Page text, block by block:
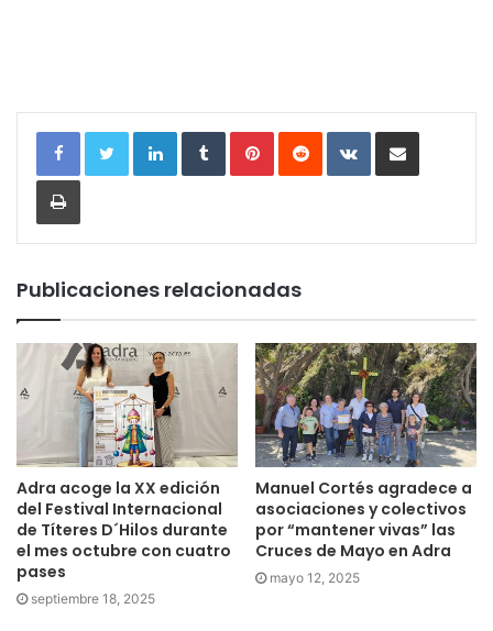
LinkedInTumblrPinterestReddit VKontakteCompartir por correo
Imprimir
Publicaciones relacionadas
Adra acoge la XX edición
del Festival Internacional
de Títeres D´Hilos durante
el mes octubre con cuatro
pases
septiembre 18, 2025
Manuel Cortés agradece a
asociaciones y colectivos
por “mantener vivas” las
Cruces de Mayo en Adra
mayo 12, 2025